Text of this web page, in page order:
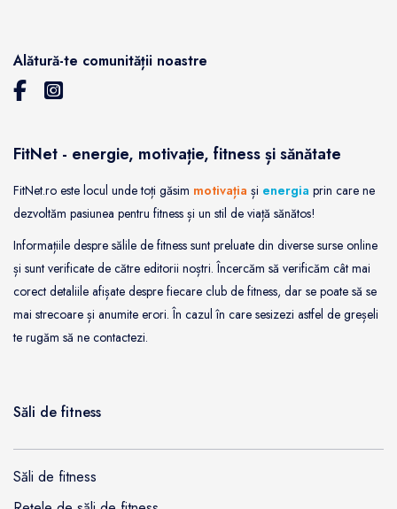
Alătură-te comunității noastre
FitNet - energie, motivație, fitness și sănătate
FitNet.ro este locul unde toți găsim motivația și energia prin care ne
dezvoltăm pasiunea pentru fitness și un stil de viață sănătos!
Informațiile despre sălile de fitness sunt preluate din diverse surse online
și sunt verificate de către editorii noștri. Încercăm să verificăm cât mai
corect detaliile afișate despre fiecare club de fitness, dar se poate să se
mai strecoare și anumite erori. În cazul în care sesizezi astfel de greșeli
te rugăm să ne contactezi.
Săli de fitness
Săli de fitness